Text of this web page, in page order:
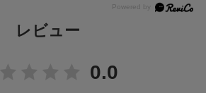
レビュー
0.0